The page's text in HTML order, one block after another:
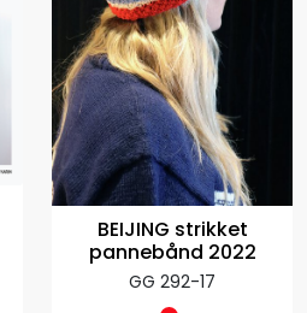
BEIJING strikket
pannebånd 2022
GG 292-17